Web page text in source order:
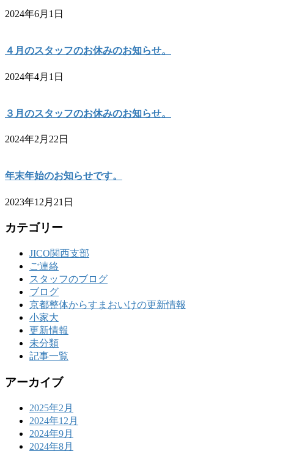
2024年6月1日
４月のスタッフのお休みのお知らせ。
2024年4月1日
３月のスタッフのお休みのお知らせ。
2024年2月22日
年末年始のお知らせです。
2023年12月21日
カテゴリー
JICO関西支部
ご連絡
スタッフのブログ
ブログ
京都整体からすまおいけの更新情報
小家大
更新情報
未分類
記事一覧
アーカイブ
2025年2月
2024年12月
2024年9月
2024年8月